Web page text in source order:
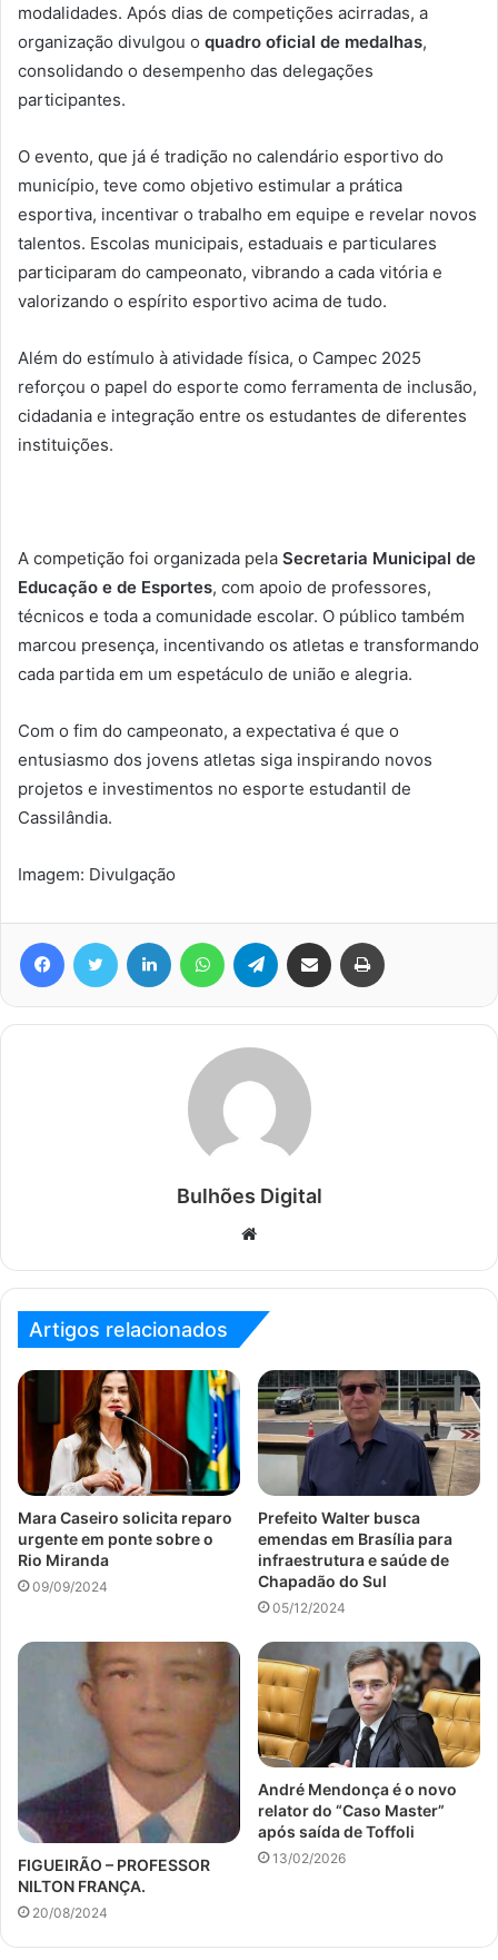
modalidades. Após dias de competições acirradas, a
organização divulgou o quadro oficial de medalhas,
consolidando o desempenho das delegações
participantes.
O evento, que já é tradição no calendário esportivo do
município, teve como objetivo estimular a prática
esportiva, incentivar o trabalho em equipe e revelar novos
talentos. Escolas municipais, estaduais e particulares
participaram do campeonato, vibrando a cada vitória e
valorizando o espírito esportivo acima de tudo.
Além do estímulo à atividade física, o Campec 2025
reforçou o papel do esporte como ferramenta de inclusão,
cidadania e integração entre os estudantes de diferentes
instituições.
A competição foi organizada pela Secretaria Municipal de
Educação e de Esportes, com apoio de professores,
técnicos e toda a comunidade escolar. O público também
marcou presença, incentivando os atletas e transformando
cada partida em um espetáculo de união e alegria.
Com o fim do campeonato, a expectativa é que o
entusiasmo dos jovens atletas siga inspirando novos
projetos e investimentos no esporte estudantil de
Cassilândia.
Imagem: Divulgação
FacebookTwitter Linkedin WhatsAppTelegram Compartilhar via e-mail
Bulhões Digital
Website
Artigos relacionados
Mara Caseiro solicita reparo
urgente em ponte sobre o
Rio Miranda
09/09/2024
Prefeito Walter busca
emendas em Brasília para
infraestrutura e saúde de
Chapadão do Sul
05/12/2024
FIGUEIRÃO – PROFESSOR
NILTON FRANÇA.
20/08/2024
André Mendonça é o novo
relator do “Caso Master”
após saída de Toffoli
13/02/2026